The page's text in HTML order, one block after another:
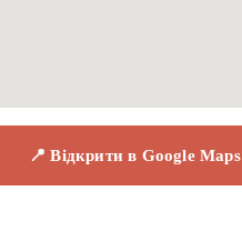
📍 Відкрити в Google Maps